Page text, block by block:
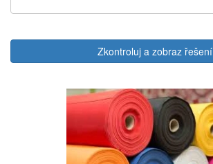
Zkontroluj a zobraz řešení